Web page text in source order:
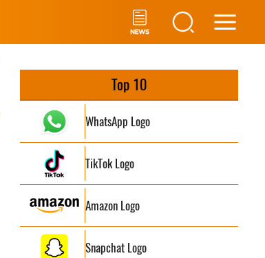
Top 10
WhatsApp Logo
TikTok Logo
Amazon Logo
Snapchat Logo